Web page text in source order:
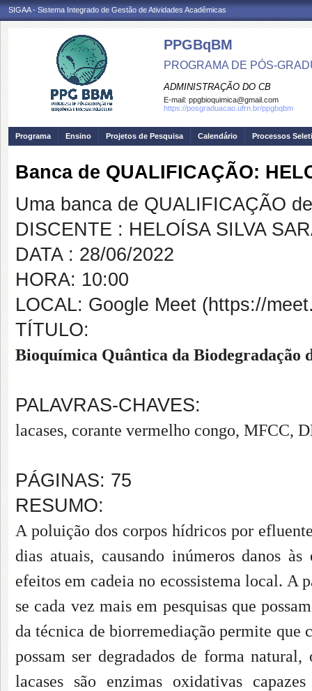
SIGAA - Sistema Integrado de Gestão de Atividades Acadêmicas
PPGBqBM
PROGRAMA DE PÓS-
ADMINISTRAÇÃO DO CB
E-mail: ppgbioquimica@gmail.com
https://posgraduacao.ufrn.br/ppgbqbm
Programa Ensino Projetos de Pesquisa Calendário Processos
Banca de QUALIFICAÇÃO:
Uma banca de QUALIFICAÇÃO
DISCENTE : HELOÍSA SILVA
DATA : 28/06/2022
HORA: 10:00
LOCAL: Google Meet (https://
TÍTULO:
Bioquímica Quântica da Biodegradação
PALAVRAS-CHAVES:
lacases, corante vermelho congo, MFCC,
PÁGINAS: 75
RESUMO:
A poluição dos corpos hídricos por
dias atuais, causando inúmeros danos
efeitos em cadeia no ecossistema local. A
se cada vez mais em pesquisas que
da técnica de biorremediação permite
possam ser degradados de forma
lacases são enzimas oxidativas